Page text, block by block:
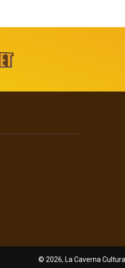
© 2026, La Caverna